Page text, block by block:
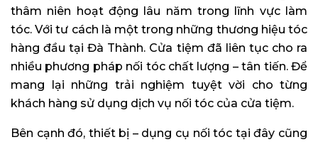
thâm niên hoạt động lâu năm trong lĩnh vực làm
tóc. Với tư cách là một trong những thương hiệu tóc
hàng đầu tại Đà Thành. Cửa tiệm đã liên tục cho ra
nhiều phương pháp nối tóc chất lượng – tân tiến. Để
mang lại những trải nghiệm tuyệt vời cho từng
khách hàng sử dụng dịch vụ nối tóc của cửa tiệm.
Bên cạnh đó, thiết bị – dụng cụ nối tóc tại đây cũng